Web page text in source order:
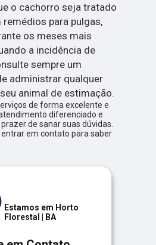
o cachorro seja tratado
para pulgas,
os meses mais
a incidência de
sempre um
administrar qualquer
animal de estimação.
de forma excelente e
diferenciado e
de sanar suas dúvidas.
entrar em contato para saber
Estamos em Horto
Florestal | BA